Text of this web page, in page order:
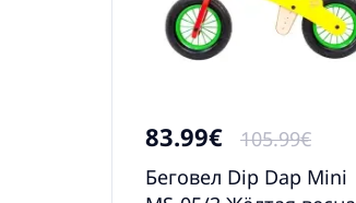
83.99€
105.99€
Беговел Dip Dap Mini